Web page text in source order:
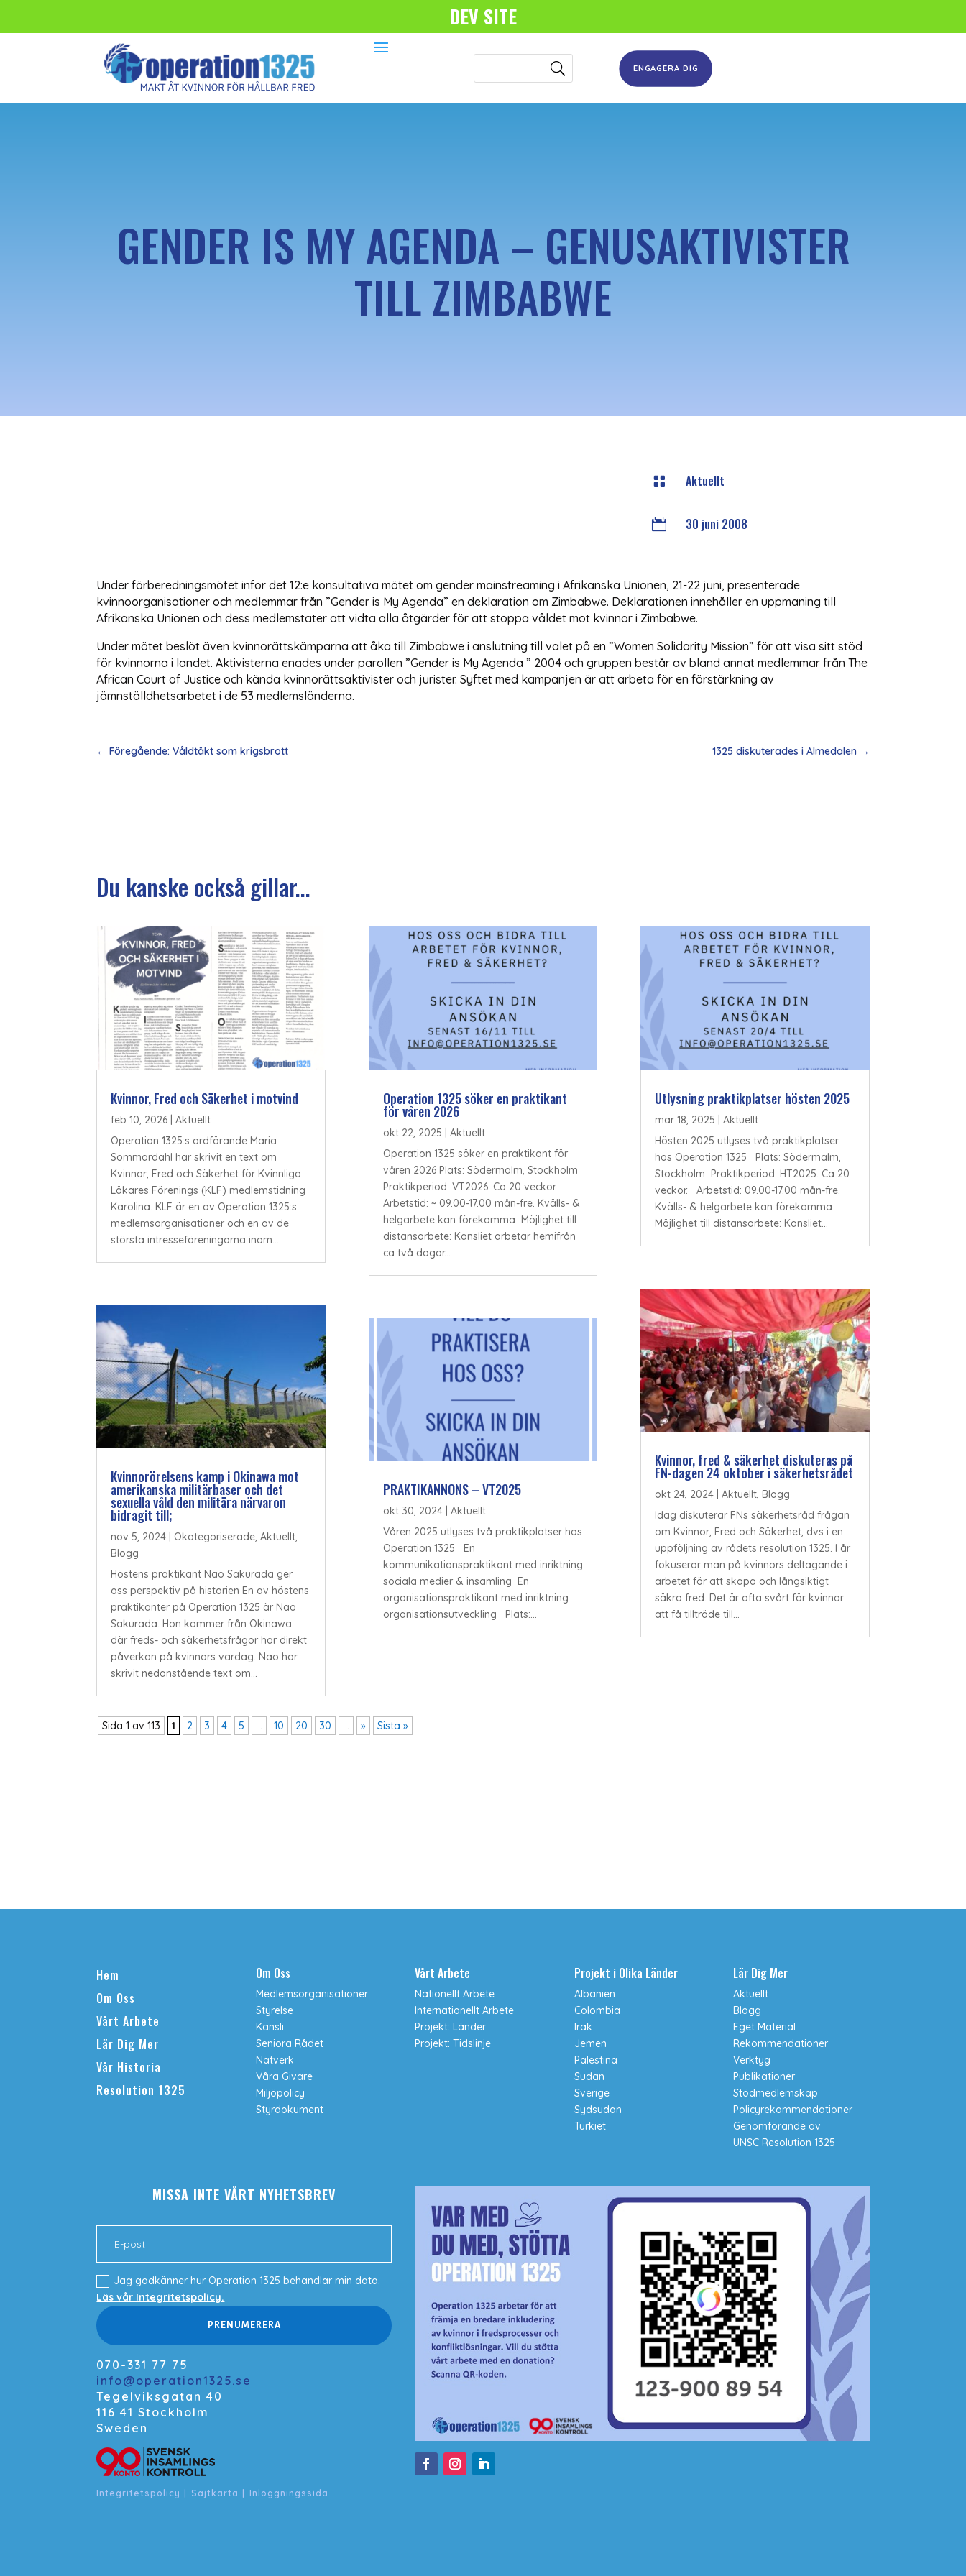
DEV SITE
ENGAGERA DIG
GENDER IS MY AGENDA – GENUSAKTIVISTER
TILL ZIMBABWE
 Aktuellt
 30 juni 2008
Under förberedningsmötet inför det 12:e konsultativa mötet om gender mainstreaming i Afrikanska Unionen, 21-22 juni, presenterade
kvinnoorganisationer och medlemmar från ”Gender is My Agenda” en deklaration om Zimbabwe. Deklarationen innehåller en uppmaning till
Afrikanska Unionen och dess medlemstater att vidta alla åtgärder för att stoppa våldet mot kvinnor i Zimbabwe.
Under mötet beslöt även kvinnorättskämparna att åka till Zimbabwe i anslutning till valet på en ”Women Solidarity Mission” för att visa sitt stöd
för kvinnorna i landet. Aktivisterna enades under parollen ”Gender is My Agenda ” 2004 och gruppen består av bland annat medlemmar från The
African Court of Justice och kända kvinnorättsaktivister och jurister. Syftet med kampanjen är att arbeta för en förstärkning av
jämnställdhetsarbetet i de 53 medlemsländerna.
←Föregående: Våldtäkt som krigsbrott 1325 diskuterades i Almedalen→
Du kanske också gillar...
Kvinnor, Fred och Säkerhet i motvind
feb 10, 2026 |Aktuellt
Operation 1325:s ordförande Maria
Sommardahl har skrivit en text om
Kvinnor, Fred och Säkerhet för Kvinnliga
Läkares Förenings (KLF) medlemstidning
Karolina. KLF är en av Operation 1325:s
medlemsorganisationer och en av de
största intresseföreningarna inom...
Kvinnorörelsens kamp i Okinawa mot
amerikanska militärbaser och det
sexuella våld den militära närvaron
bidragit till;
nov 5, 2024 Okategoriserade,Aktuellt,
Blogg
Höstens praktikant Nao Sakurada ger
oss perspektiv på historien En av höstens
praktikanter på Operation 1325 är Nao
Sakurada. Hon kommer från Okinawa
där freds- och säkerhetsfrågor har direkt
påverkan på kvinnors vardag. Nao har
skrivit nedanstående text om...
Operation 1325 söker en praktikant
för våren 2026
okt 22, 2025
Aktuellt
Operation 1325 söker en praktikant för
våren 2026 Plats: Södermalm, Stockholm
Praktikperiod: VT2026. Ca 20 veckor.
Arbetstid: ~ 09.00-17.00 mån-fre. Kvälls- &
helgarbete kan förekomma Möjlighet till
distansarbete: Kansliet arbetar hemifrån
ca två dagar...
PRAKTIKANNONS – VT2025
okt 30, 2024| Aktuellt
Våren 2025 utlyses två praktikplatser hos
Operation 1325 En
kommunikationspraktikant med inriktning
sociala medier & insamling En
organisationspraktikant med inriktning
organisationsutveckling Plats:...
Utlysning praktikplatser hösten 2025
mar 18, 2025
Aktuellt
Hösten 2025 utlyses två praktikplatser
hos Operation 1325 Plats: Södermalm,
Stockholm Praktikperiod: HT2025. Ca 20
veckor. Arbetstid: 09.00-17.00 mån-fre.
Kvälls- & helgarbete kan förekomma
Möjlighet till distansarbete: Kansliet...
Kvinnor, fred & säkerhet diskuteras på
FN-dagen 24 oktober i säkerhetsrådet
okt 24, 2024| Aktuellt, Blogg
Idag diskuterar FNs säkerhetsråd frågan
om Kvinnor, Fred och Säkerhet, dvs i en
uppföljning av rådets resolution 1325. I år
fokuserar man på kvinnors deltagande i
arbetet för att skapa och långsiktigt
säkra fred. Det är ofta svårt för kvinnor
att få tillträde till...
Sida 1 av 113 1 2 3 4 5 ... 10 20 30 ... » Sista »
Hem
Om Oss
Vårt Arbete
Lär Dig Mer
Vår Historia
Resolution 1325
Om Oss
Medlemsorganisationer
Styrelse
Kansli
Seniora Rådet
Nätverk
Våra Givare
Miljöpolicy
Styrdokument
Vårt Arbete
Nationellt Arbete
Internationellt Arbete
Projekt: Länder
Projekt: Tidslinje
Projekt i Olika Länder
Albanien
Colombia
Irak
Jemen
Palestina
Sudan
Sverige
Sydsudan
Turkiet
Lär Dig Mer
Aktuellt
Blogg
Eget Material
Rekommendationer
Verktyg
Publikationer
Stödmedlemskap
Policyrekommendationer
Genomförande av
UNSC Resolution 1325
MISSA INTE VÅRT NYHETSBREV
Jag godkänner hur Operation 1325 behandlar min data.
Läs vår Integritetspolicy.
PRENUMERERA
070-331 77 75
info@operation1325.se
Tegelviksgatan 40
116 41 Stockholm
Sweden
Integritetspolicy Sajtkarta Inloggningssida